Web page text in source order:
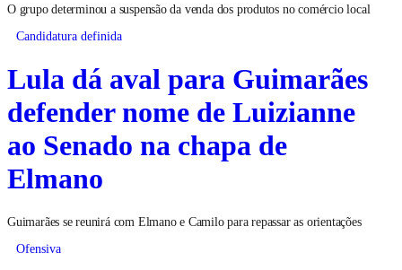
O grupo determinou a suspensão da venda dos produtos no comércio local
Candidatura definida
Lula dá aval para Guimarães
defender nome de Luizianne
ao Senado na chapa de
Elmano
Guimarães se reunirá com Elmano e Camilo para repassar as orientações
Ofensiva